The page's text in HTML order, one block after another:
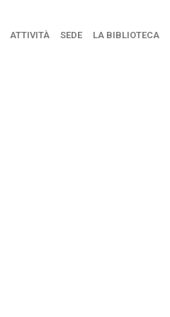
ATTIVITÀ SEDE LA BIBLIOTECA